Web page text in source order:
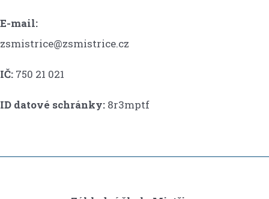
E-mail:
zsmistrice@zsmistrice.cz
IČ: 750 21 021
ID datové schránky: 8r3mptf